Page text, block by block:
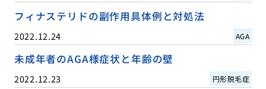
フィナステリドの副作用具体例と対処法
2022.12.24 AGA
未成年者のAGA様症状と年齢の壁
2022.12.23 円形脱毛症